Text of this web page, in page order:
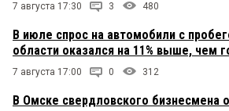
7 августа 17:30 3 480
В июле спрос на автомобили с
области оказался на 11% выше, чем
7 августа 17:00 0 312
В Омске свердловского бизнесмена